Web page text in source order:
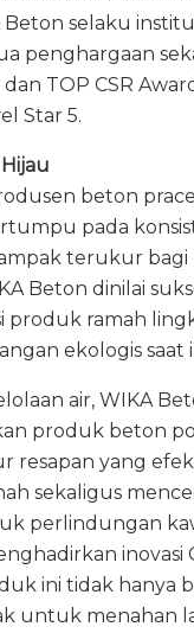
selaku
penghargaan
TOP CSR
Star 5.
beton
pada
terukur
Beton dinilai
produk ramah
ekologis saat
air, WIKA
produk beton
resapan yang
sekaligus
perlindungan
inovasi
ini tidak hanya
untuk menahan